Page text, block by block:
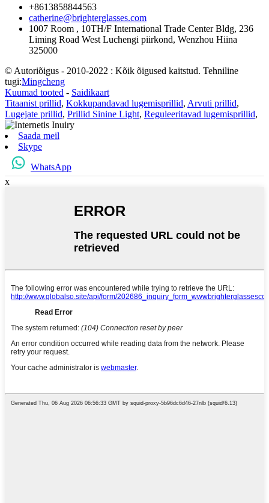
+8613858844563
catherine@brighterglasses.com
1007 Room , 10TH/F International Trade Center Bldg, 236
Liming Road West Luchengi piirkond, Wenzhou Hiina
325000
© Autoriõigus - 2010-2022 : Kõik õigused kaitstud. Tehniline
tugi:Mingcheng
Kuumad tooted - Saidikaart
Titaanist prillid, Kokkupandavad lugemisprillid, Arvuti prillid,
Lugejate prillid, Prillid Sinine Light, Reguleeritavad lugemisprillid,
Saada meil
Skype
WhatsApp
x